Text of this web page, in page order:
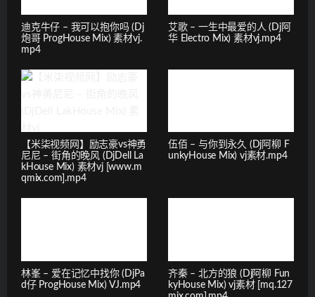
迪克牛仔 – 我可以抱你吗 (Dj
炮哥 ProgHouse Mix) 素材vj.
mp4
艾歌 – 一生中最爱的人 (Dj阿
华 Electro Mix) 素材vj.mp4
【米柒视频网】励志豪vs神勇
尼尼 – 街角的晚风 (DjDell La
kHouse Mix) 素材vj [www.m
qmix.com].mp4
伍佰 – 与你到永久 (Dj阿柳 F
unkyHouse Mix) vj素材.mp4
林峯 – 爱在记忆中找你 (DjPa
d仔 ProgHouse Mix) VJ.mp4
齐秦 – 北方的狼 (Dj阿柳 Fun
kyHouse Mix) vj素材 [mq.127